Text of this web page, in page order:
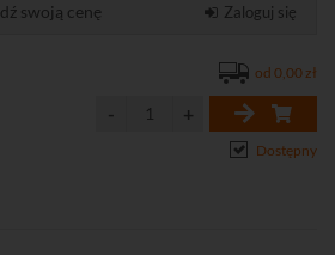
swoją cenę Zaloguj się
od 0,00 zł
Dostępny